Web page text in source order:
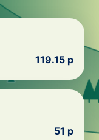
119.15 p
51 p